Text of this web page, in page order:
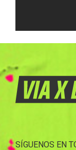
SÍGUENOS EN